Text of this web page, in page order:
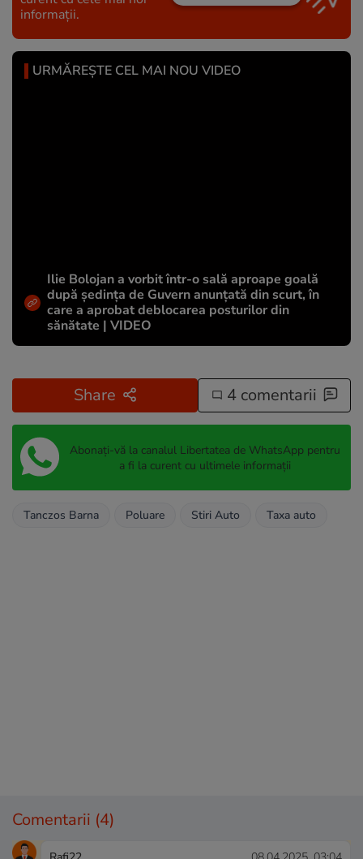
informații.
URMĂREȘTE CEL MAI NOU VIDEO
Ilie Bolojan a vorbit într-o sală aproape goală
după ședința de Guvern anunțată din scurt, în
care a aprobat deblocarea posturilor din
sănătate | VIDEO
Share 4 comentarii
Abonați-vă la canalul Libertatea de WhatsApp pentru
a fi la curent cu ultimele informații
Tanczos Barna Poluare Stiri Auto Taxa auto
Comentarii (4)